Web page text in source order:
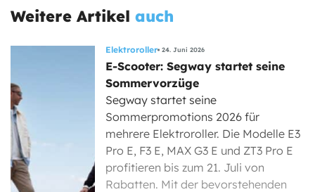
Weitere Artikel auch
Elektroroller 24. Juni 2026
E-Scooter: Segway startet seine
Sommervorzüge
Segway startet seine
Sommerpromotions 2026 für
mehrere Elektroroller. Die Modelle E3
Pro E, F3 E, MAX G3 E und ZT3 Pro E
profitieren bis zum 21. Juli von
Rabatten. Mit der bevorstehenden